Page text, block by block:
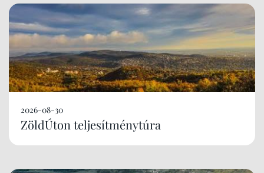
2026-08-30
ZöldÚton teljesítménytúra